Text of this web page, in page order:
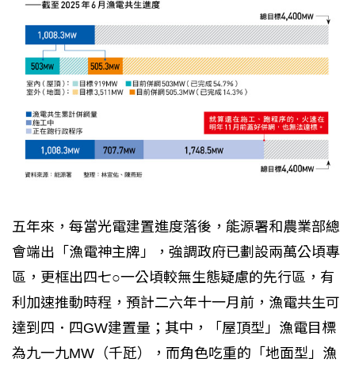
五年來，每當光電建置進度落後，能源署和農業部總
會端出「漁電神主牌」，強調政府已劃設兩萬公頃專
區，更框出四七○一公頃較無生態疑慮的先行區，有
利加速推動時程，預計二六年十一月前，漁電共生可
達到四．四GW建置量；其中，「屋頂型」漁電目標
為九一九MW（千瓩），而角色吃重的「地面型」漁